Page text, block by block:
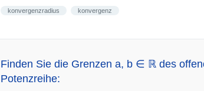
konvergenzradius konvergenz
Finden Sie die Grenzen a, b ∈ ℝ des
Potenzreihe: